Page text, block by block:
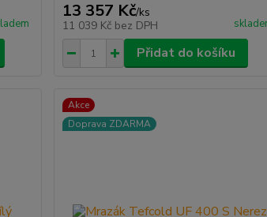
13 357 Kč/ks
11 039 Kč bez DPH
Přidat do košíku
Akce
Doprava ZDARMA